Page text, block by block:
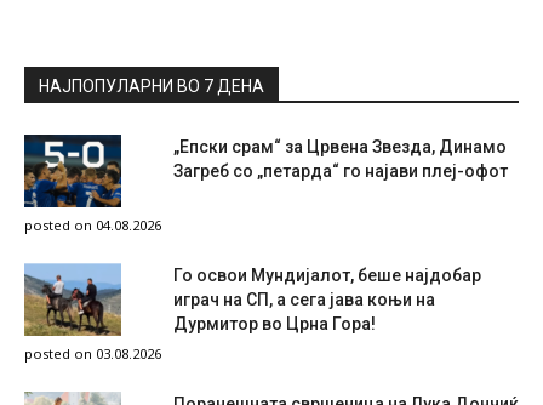
НАЈПОПУЛАРНИ ВО 7 ДЕНА
„Епски срам“ за Црвена Звезда, Динамо
Загреб со „петарда“ го најави плеј-офот
posted on 04.08.2026
Го освои Мундијалот, беше најдобар
играч на СП, а сега јава коњи на
Дурмитор во Црна Гора!
posted on 03.08.2026